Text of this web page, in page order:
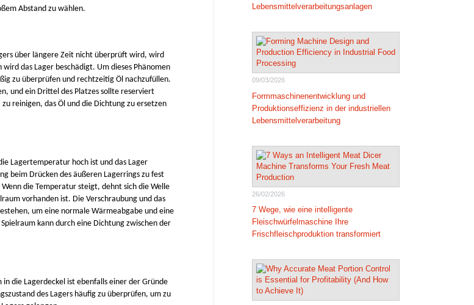
Lebensmittelverarbeitungsanlagen
09/03/2026
Formmaschinenentwicklung und
Produktionseffizienz in der industriellen
Lebensmittelverarbeitung
26/02/2026
7 Wege, wie eine intelligente
Fleischwürfelmaschine Ihre
Frischfleischproduktion transformiert